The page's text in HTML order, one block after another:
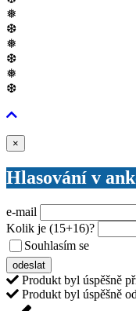
❅
❆
❅
❆
❅
❆
×
Hlasování v
e-mail
Kolik je (15+16)?
Souhlasím se
odeslat
Produkt byl úspěšně
Produkt byl úspěšně